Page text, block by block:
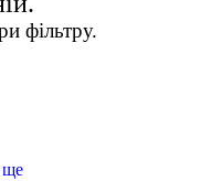
ШТАНИ
фільтру.
ще